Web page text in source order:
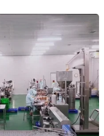
định 1964/QĐ-TTg
Ủy ban Quốc gia về
tác giúp việc Ủy ban